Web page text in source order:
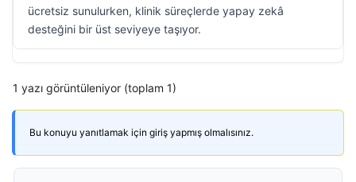
ücretsiz sunulurken, klinik süreçlerde yapay zekâ
desteğini bir üst seviyeye taşıyor.
1 yazı görüntüleniyor (toplam 1)
Bu konuyu yanıtlamak için giriş yapmış olmalısınız.